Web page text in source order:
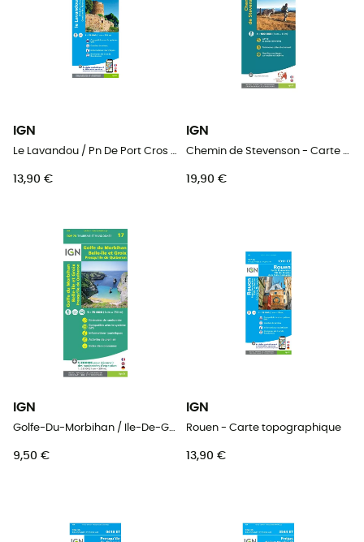
IGN
13,90 €
IGN
19,90 €
IGN
9,50 €
IGN
Rouen - Carte topographique
13,90 €